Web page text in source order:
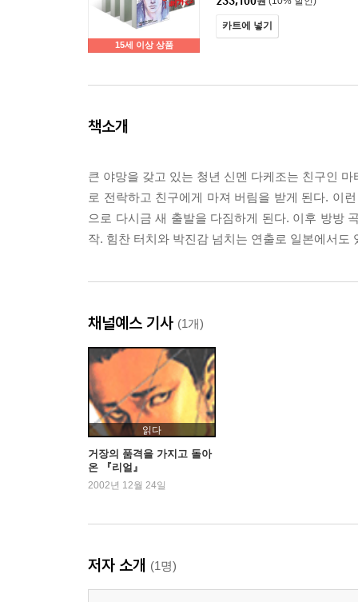
15세 이상 상품
카트에 넣기
책소개
큰 야망을 갖고 있는 청년 신멘 다케조는 친구인
로 전락하고 친구에게 마져 버림을 받게 된다. 이
으로 다시금 새 출발을 다짐하게 된다. 이후 방방
작. 힘찬 터치와 박진감 넘치는 연출로 일본에서도
채널예스 기사 (1개)
읽다
거장의 품격을 가지고 돌아
온 『리얼』
2002년 12월 24일
저자 소개 (1명)